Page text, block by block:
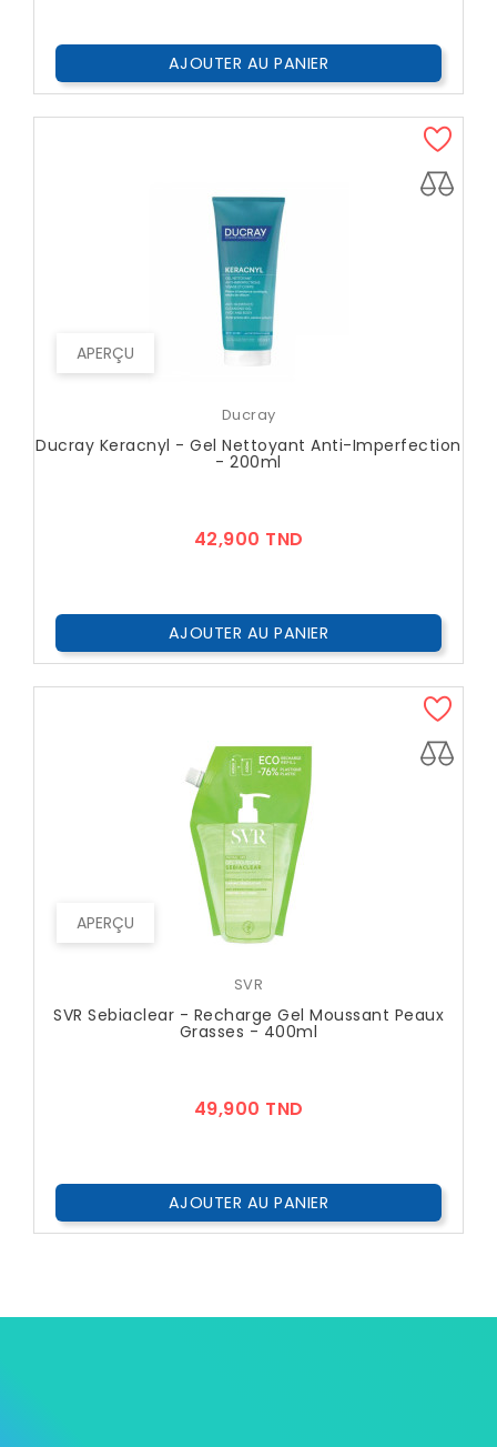
AJOUTER AU PANIER
APERÇU
Ducray
Ducray Keracnyl - Gel Nettoyant Anti-Imperfection
- 200ml
42,900 TND
AJOUTER AU PANIER
APERÇU
SVR
SVR Sebiaclear - Recharge Gel Moussant Peaux
Grasses - 400ml
49,900 TND
AJOUTER AU PANIER